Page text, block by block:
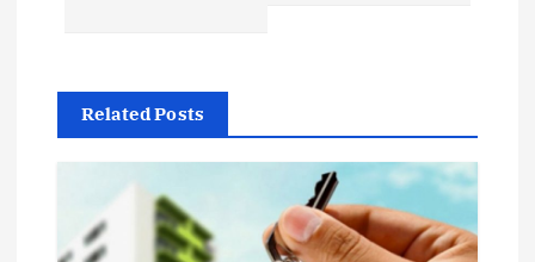
г
а
Related Posts